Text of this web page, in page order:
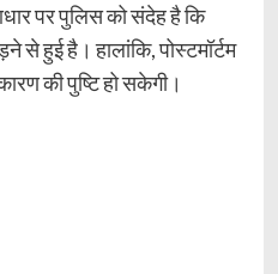
पर पुलिस को संदेह है कि
से हुई है। हालांकि, पोस्टमॉर्टम
की पुष्टि हो सकेगी।